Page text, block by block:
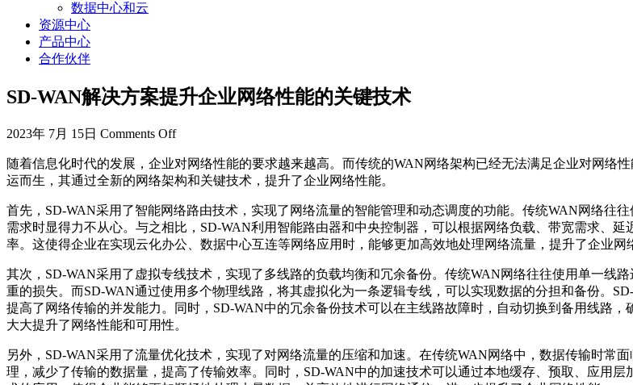
数据中心和云
资源中心
产品中心
合作伙伴
SD-WAN解决方案提升企业网络性能的关键技术
2023年 7月 15日 Comments Off
随着信息化时代的发展，企业对网络性能的要求越来越高。而传统的WAN网络架构已经无法满足企业对网络
运而生，其通过全新的网络架构和关键技术，提升了企业网络性能。
首先，SD-WAN采用了智能网络路由技术，实现了网络流量的智能管理和动态调度的功能。传统WAN网络往
需求时显得力不从心。与之相比，SD-WAN利用智能路由器和中央控制器，可以根据网络负载、带宽需求、
率。这使得企业在实现云化办公、数据中心互连等网络应用时，能够更加高效地处理网络流量，提升了企业网
其次，SD-WAN采用了虚拟专线技术，实现了多线路的负载均衡和冗余备份。传统WAN网络往往使用单一线
重的损失。而SD-WAN通过使用多个物理线路，将其虚拟化为一条逻辑专线，可以实现数据的分担和备份。
提高了网络传输的并发能力。同时，SD-WAN中的冗余备份技术可以在主线路故障时，自动切换到备用线路
大大提升了网络性能和可用性。
另外，SD-WAN采用了流量优化技术，实现了对网络流量的压缩和加速。在传统WAN网络中，数据传输时常
理，减少了传输的数据量，提高了传输效率。同时，SD-WAN中的加速技术可以通过本地缓存、预取、应用